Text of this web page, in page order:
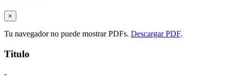
×
Tu navegador no puede mostrar PDFs. Descargar PDF.
Titulo
-